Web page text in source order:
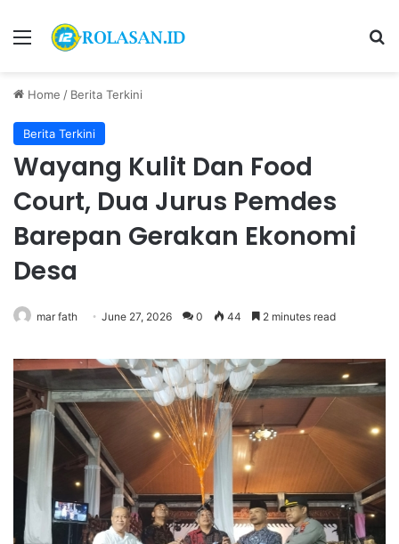
Menu
Home / Berita Terkini
Berita Terkini
Wayang Kulit Dan Food
Court, Dua Jurus Pemdes
Barepan Gerakan Ekonomi
Desa
mar fath June 27, 2026 0 44 2 minutes read